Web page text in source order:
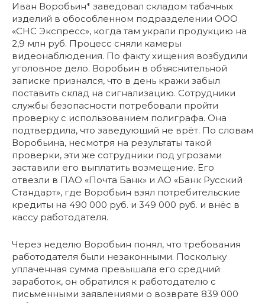
Иван Воробьин* заведовал складом табачных
изделий в обособленном подразделении ООО
«СНС Экспресс», когда там украли продукцию на
2,9 млн руб. Процесс сняли камеры
видеонаблюдения. По факту хищения возбудили
уголовное дело. Воробьин в объяснительной
записке признался, что в день кражи забыл
поставить склад на сигнализацию. Сотрудники
службы безопасности потребовали пройти
проверку с использованием полиграфа. Она
подтвердила, что заведующий не врёт. По словам
Воробьина, несмотря на результаты такой
проверки, эти же сотрудники под угрозами
заставили его выплатить возмещение. Его
отвезли в ПАО «Почта Банк» и АО «Банк Русский
Стандарт», где Воробьин взял потребительские
кредиты на 490 000 руб. и 349 000 руб. и внёс в
кассу работодателя.
Через неделю Воробьин понял, что требования
работодателя были незаконными. Поскольку
уплаченная сумма превышала его средний
заработок, он обратился к работодателю с
письменными заявлениями о возврате 839 000